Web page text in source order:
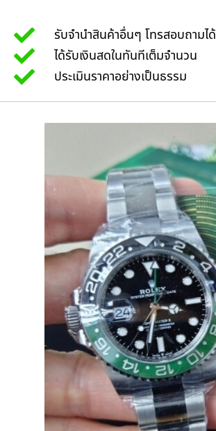
รับจำนำสินค้าอื่นๆ โทรสอบถามได้
ได้รับเงินสดในทันทีเต็มจำนวน
ประเมินราคาอย่างเป็นธรรม